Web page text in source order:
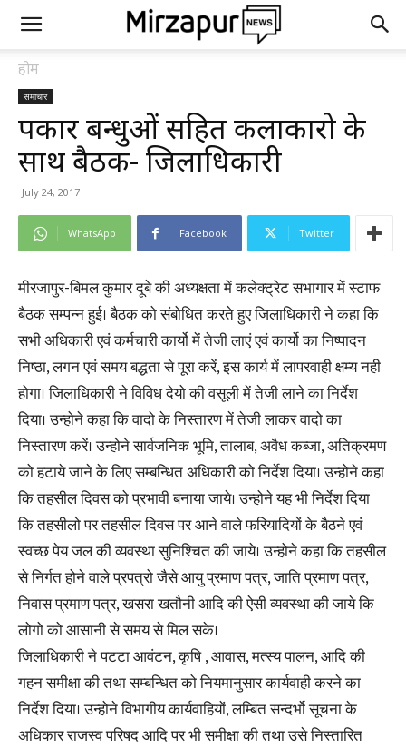
होम
समाचार
पत्रकार बन्धुओं सहित कलाकारो के
साथ बैठक- जिलाधिकारी
July 24, 2017
WhatsApp Facebook Twitter
मीरजापुर-बिमल कुमार दूबे की अध्यक्षता में कलेक्ट्रेट सभागार में स्टाफ
बैठक सम्पन्न हुई। बैठक को संबोधित करते हुए जिलाधिकारी ने कहा कि
सभी अधिकारी एवं कर्मचारी कार्यो में तेजी लाएं एवं कार्यो का निष्पादन
निष्ठा, लगन एवं समय बद्धता से पूरा करें, इस कार्य में लापरवाही क्षम्य नही
होगा। जिलाधिकारी ने विविध देयो की वसूली में तेजी लाने का निर्देश
दिया। उन्होने कहा कि वादो के निस्तारण में तेजी लाकर वादो का
निस्तारण करें। उन्होने सार्वजनिक भूमि, तालाब, अवैध कब्जा, अतिक्रमण
को हटाये जाने के लिए सम्बन्धित अधिकारी को निर्देश दिया। उन्होने कहा
कि तहसील दिवस को प्रभावी बनाया जाये। उन्होने यह भी निर्देश दिया
कि तहसीलो पर तहसील दिवस पर आने वाले फरियादियों के बैठने एवं
स्वच्छ पेय जल की व्यवस्था सुनिश्चित की जाये। उन्होने कहा कि तहसील
से निर्गत होने वाले प्रपत्रो जैसे आयु प्रमाण पत्र, जाति प्रमाण पत्र,
निवास प्रमाण पत्र, खसरा खतौनी आदि की ऐसी व्यवस्था की जाये कि
लोगो को आसानी से समय से मिल सके।
जिलाधिकारी ने पटटा आवंटन, कृषि , आवास, मत्स्य पालन, आदि की
गहन समीक्षा की तथा सम्बन्धित को नियमानुसार कार्यवाही करने का
निर्देश दिया। उन्होने विभागीय कार्यवाहियों, लम्बित सन्दर्भो सूचना के
अधिकार राजस्व परिषद आदि पर भी समीक्षा की तथा उसे निस्तारित